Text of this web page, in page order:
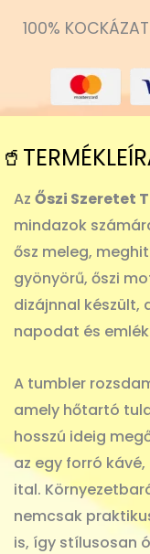
100%
Az Őszi Szeretet
mindazok
ősz meleg,
gyönyörű, őszi
dizájnnal
napodat és
A tumbler
amely hőtartó
hosszú ideig
az egy forró
ital.
nemcsak
is, így stílusosan